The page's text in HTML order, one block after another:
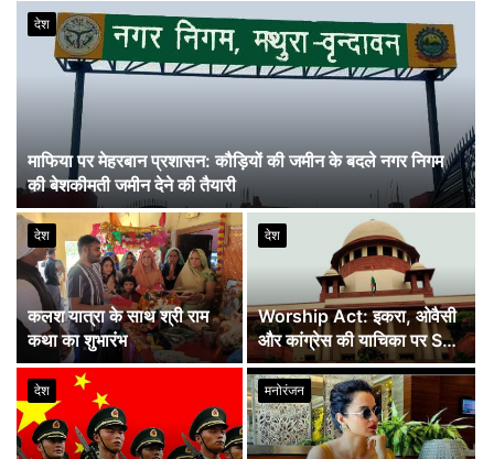
देश
माफिया पर मेहरबान प्रशासन: कौड़ियों की जमीन के बदले नगर निगम
की बेशकीमती जमीन देने की तैयारी
देश
कलश यात्रा के साथ श्री राम
कथा का शुभारंभ
देश
Worship Act: इकरा, ओवैसी
और कांग्रेस की याचिका पर SC
सख्‍त नाराज
देश मनोरंजन